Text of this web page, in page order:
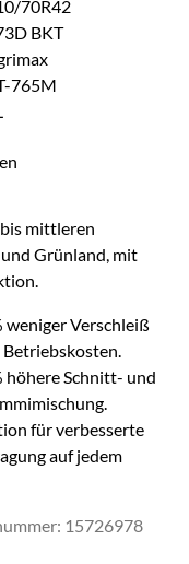
mittleren
Grünland, mit
weniger Verschleiß
höhere Schnitt- und
für verbesserte
auf jedem
15726978